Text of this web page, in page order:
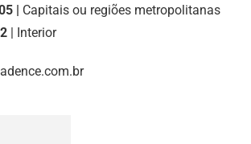
| Capitais ou regiões metropolitanas
| Interior